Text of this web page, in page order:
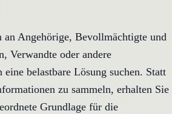
an Angehörige, Bevollmächtigte und
Verwandte oder andere
eine belastbare Lösung suchen. Statt
zu sammeln, erhalten Sie
Grundlage für die